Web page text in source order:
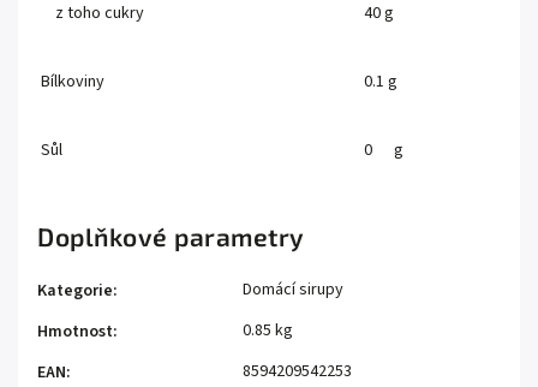
z toho cukry 40 g
Bílkoviny 0.1 g
Sůl 0 g
Doplňkové parametry
Kategorie:
Domácí sirupy
Hmotnost:
0.85 kg
EAN: 8594209542253